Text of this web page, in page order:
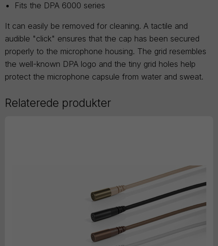
Fits the DPA 6000 series
It can easily be removed for cleaning. A tactile and
audible "click" ensures that the cap has been secured
properly to the microphone housing. The grid resembles
the well-known DPA logo and the tiny grid holes help
protect the microphone capsule from water and sweat.
Relaterede produkter